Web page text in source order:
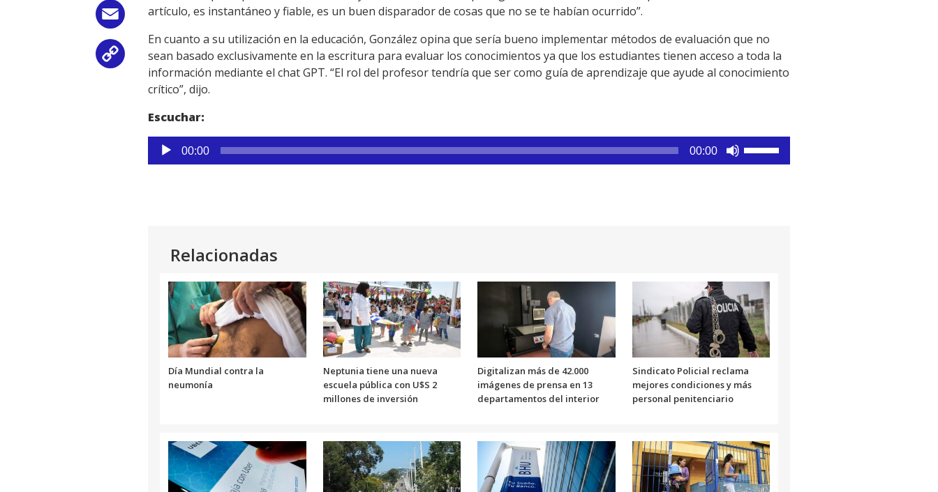
Email
Copy
Link
artículo, es instantáneo y fiable, es un buen disparador de cosas que no se te habían ocurrido”.
En cuanto a su utilización en la educación, González opina que sería bueno implementar métodos de evaluación que no
sean basado exclusivamente en la escritura para evaluar los conocimientos ya que los estudiantes tienen acceso a toda la
información mediante el chat GPT. “El rol del profesor tendría que ser como guía de aprendizaje que ayude al conocimiento
crítico”, dijo.
Escuchar:
Reproductor
de
00:00 00:00
disminuir
el
volumen.
Relacionadas
Día Mundial contra la
neumonía
Neptunia tiene una nueva
escuela pública con U$S 2
millones de inversión
Digitalizan más de 42.000
imágenes de prensa en 13
departamentos del interior
Sindicato Policial reclama
mejores condiciones y más
personal penitenciario